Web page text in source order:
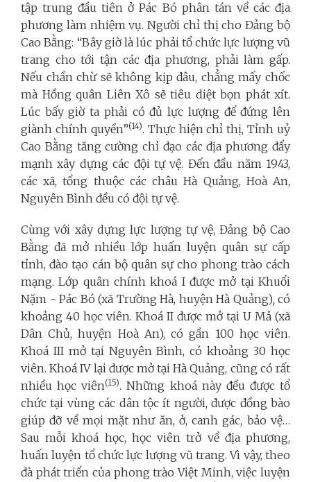
tập trung đầu tiên ở Pác Bó phân tán về các địa
phương làm nhiệm vụ. Người chỉ thị cho Đảng bộ
Cao Bằng: “Bây giờ là lúc phải tổ chức lực lượng vũ
trang cho tới tận các địa phương, phải làm gấp.
Nếu chần chừ sẽ không kịp đâu, chẳng mấy chốc
mà Hồng quân Liên Xô sẽ tiêu diệt bọn phát xít.
Lúc bấy giờ ta phải có đủ lực lượng để đứng lên
giành chính quyền”(14). Thực hiện chỉ thị, Tỉnh uỷ
Cao Bằng tăng cường chỉ đạo các địa phương đẩy
mạnh xây dựng các đội tự vệ. Đến đầu năm 1943,
các xã, tổng thuộc các châu Hà Quảng, Hoà An,
Nguyên Bình đều có đội tự vệ.
Cùng với xây dựng lực lượng tự vệ, Đảng bộ Cao
Bằng đã mở nhiều lớp huấn luyện quân sự cấp
tỉnh, đào tạo cán bộ quân sự cho phong trào cách
mạng. Lớp quân chính khoá I được mở tại Khuổi
Nặm - Pác Bó (xã Trường Hà, huyện Hà Quảng),có
khoảng 40 học viên. Khoá II được mở tại U Mả (xã
Dân Chủ, huyện Hoà An), có gần 100 học viên.
Khoá III mở tại Nguyên Bình, có khoảng 30 học
viên. Khoá IV lại được mở tại Hà Quảng, cũng có rất
nhiều học viên(15). Những khoá này đều được tổ
chức tại vùng các dân tộc ít người, được đồng bào
giúp đỡ về mọi mặt như ăn, ở, canh gác, bảo vệ…
Sau mỗi khoá học, học viên trở về địa phương,
huấn luyện tổ chức lực lượng vũ trang. Vì vậy, theo
đà phát triển của phong trào Việt Minh, việc luyện